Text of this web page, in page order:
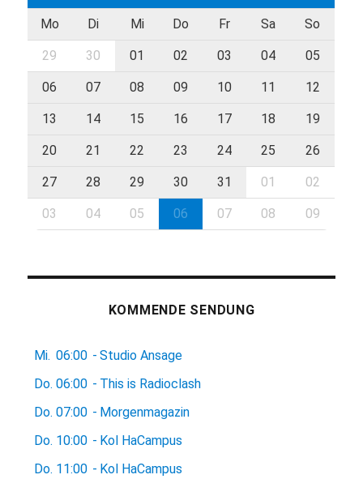
Mo Di Mi Do Fr Sa So
29 30 01 02 03 04 05
06 07 08 09 10 11 12
13 14 15 16 17 18 19
20 21 22 23 24 25 26
27 28 29 30 31 01 02
03 04 05 06 07 08 09
KOMMENDE SENDUNG
Mi. 06:00 - Studio Ansage
Do. 06:00 - This is Radioclash
Do. 07:00 - Morgenmagazin
Do. 10:00 - Kol HaCampus
Do. 11:00 - Kol HaCampus